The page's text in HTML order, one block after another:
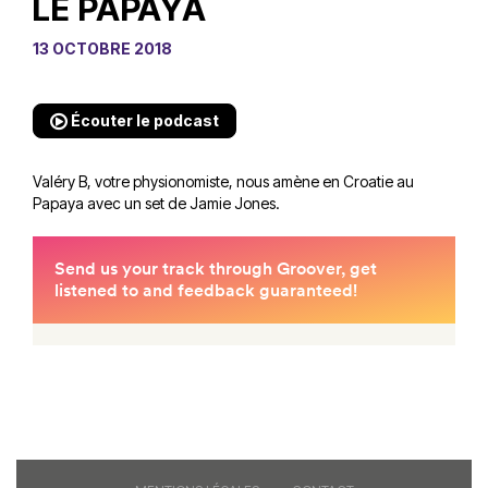
LE PAPAYA
13 OCTOBRE 2018
Écouter le podcast
Valéry B, votre physionomiste, nous amène en Croatie au
Papaya avec un set de Jamie Jones.